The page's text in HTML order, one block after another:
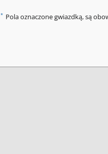
* Pola oznaczone gwiazdką, są